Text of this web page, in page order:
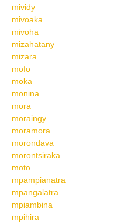
mividy
mivoaka
mivoha
mizahatany
mizara
mofo
moka
monina
mora
moraingy
moramora
morondava
morontsiraka
moto
mpampianatra
mpangalatra
mpiambina
mpihira